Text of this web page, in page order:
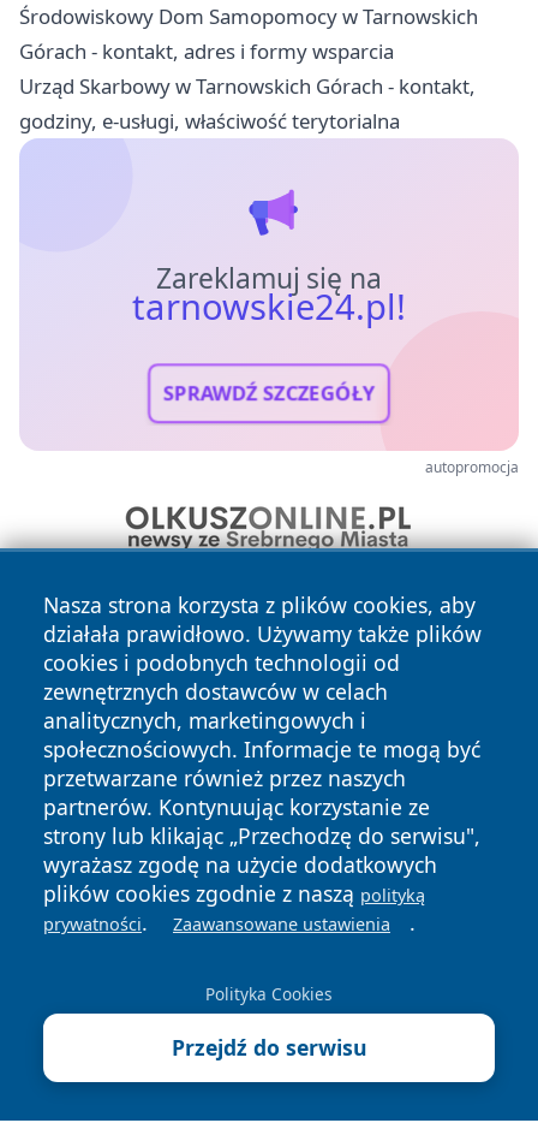
Środowiskowy Dom Samopomocy w Tarnowskich
Górach - kontakt, adres i formy wsparcia
Urząd Skarbowy w Tarnowskich Górach - kontakt,
godziny, e-usługi, właściwość terytorialna
Zareklamuj się na
tarnowskie24.pl!
SPRAWDŹ SZCZEGÓŁY
autopromocja
Nasza strona korzysta z plików cookies, aby
działała prawidłowo. Używamy także plików
cookies i podobnych technologii od
zewnętrznych dostawców w celach
analitycznych, marketingowych i
społecznościowych. Informacje te mogą być
przetwarzane również przez naszych
partnerów. Kontynuując korzystanie ze
strony lub klikając „Przechodzę do serwisu",
wyrażasz zgodę na użycie dodatkowych
plików cookies zgodnie z naszą polityką
prywatności. Zaawansowane ustawienia .
Polityka Cookies
Przejdź do serwisu
Copyright © 2026 tarnowskie24.pl Wszystkie prawa
zastrzeżone.
News Autorzy
Polityka
Prywatności
Polityka
Cookies